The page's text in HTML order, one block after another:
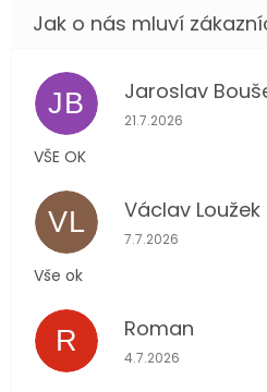
JB Jaroslav
Hodnocení
21.7.2026
VŠE OK
VL Václav Loužek
Hodnocení
7.7.2026
Vše ok
R Roman
Hodnocení
4.7.2026